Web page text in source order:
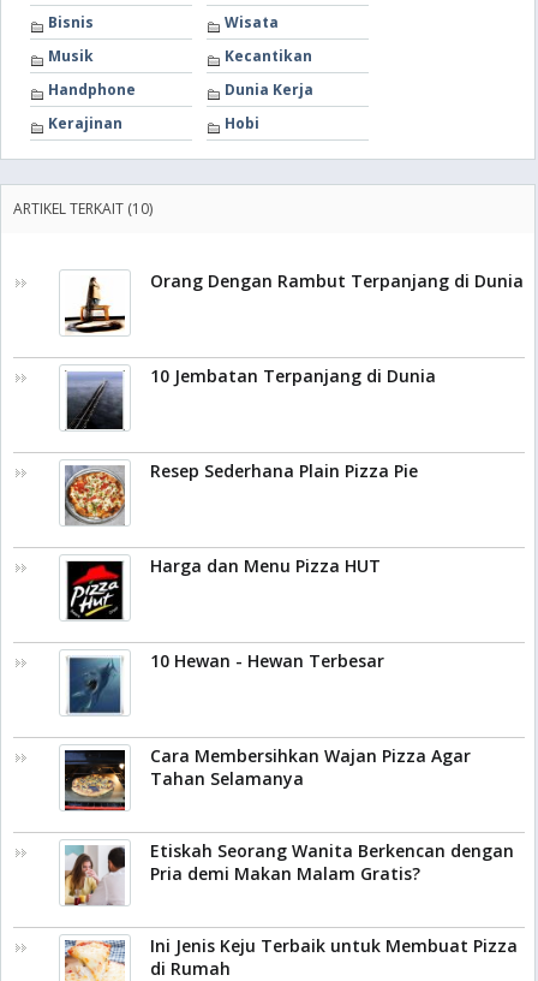
Bisnis
Wisata
Musik
Kecantikan
Handphone
Dunia Kerja
Kerajinan
Hobi
ARTIKEL TERKAIT (10)
Orang Dengan Rambut Terpanjang di Dunia
10 Jembatan Terpanjang di Dunia
Resep Sederhana Plain Pizza Pie
Harga dan Menu Pizza HUT
10 Hewan - Hewan Terbesar
Cara Membersihkan Wajan Pizza Agar
Tahan Selamanya
Etiskah Seorang Wanita Berkencan dengan
Pria demi Makan Malam Gratis?
Ini Jenis Keju Terbaik untuk Membuat Pizza
di Rumah